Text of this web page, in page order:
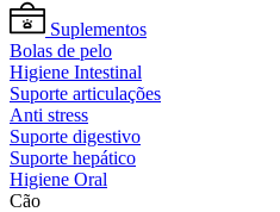
Suplementos
Bolas de pelo
Higiene Intestinal
Suporte articulações
Anti stress
Suporte digestivo
Suporte hepático
Higiene Oral
Cão